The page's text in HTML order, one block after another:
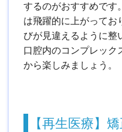
するのがおすすめです
は飛躍的に上がってお
びが見違えるように整
口腔内のコンプレック
から楽しみましょう。
【再生医療】